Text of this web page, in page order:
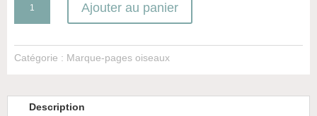
Pic
flamboyant
Ajouter au panier
Catégorie : Marque-pages oiseaux
Description